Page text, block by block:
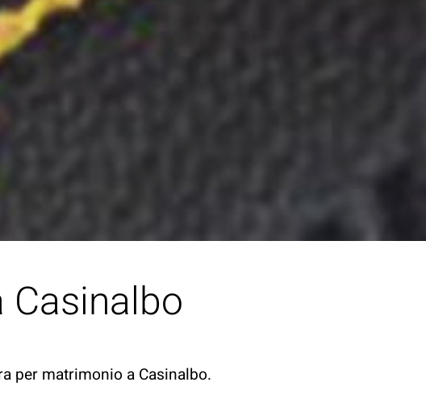
per matrimonio a Casinalbo.